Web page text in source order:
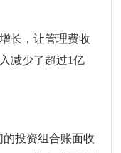
长，让管理费收
减少了超过1亿
的投资组合账面收